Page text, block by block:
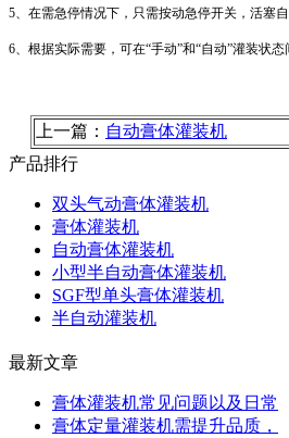
5、在需急停情况下，只需按动急停开关，活塞
6、根据实际需要，可在“手动”和“自动”灌装状态
上一篇： 自动膏体灌装机
产品排行
双头气动膏体灌装机
膏体灌装机
自动膏体灌装机
小型半自动膏体灌装机
SGF型单头膏体灌装机
半自动灌装机
最新文章
膏体灌装机常见问题以及日常
膏体定量灌装机需提升品质，